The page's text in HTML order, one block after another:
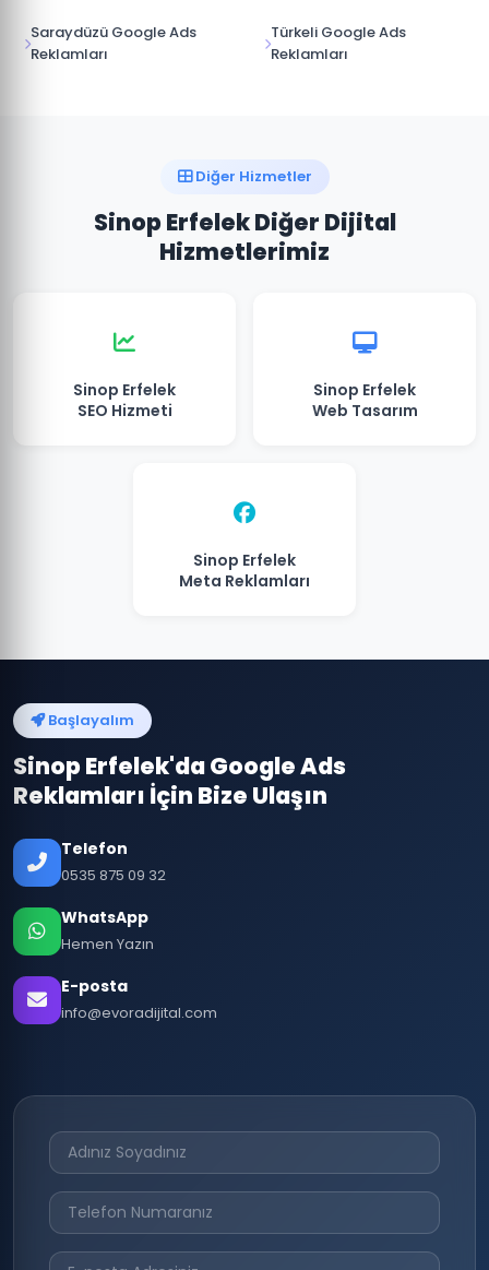
Saraydüzü Google Ads
Reklamları
Türkeli Google Ads
Reklamları
Diğer Hizmetler
Sinop Erfelek Diğer Dijital
Hizmetlerimiz
Sinop Erfelek
SEO Hizmeti
Sinop Erfelek
Web Tasarım
Sinop Erfelek
Meta Reklamları
Başlayalım
Sinop Erfelek'da Google Ads
Reklamları İçin Bize Ulaşın
Telefon
0535 875 09 32
WhatsApp
Hemen Yazın
E-posta
info@evoradijital.com